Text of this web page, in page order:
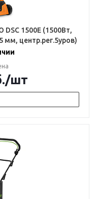
DSC 1500E (1500Вт,
мм, центр.рег.5уров)
/шт